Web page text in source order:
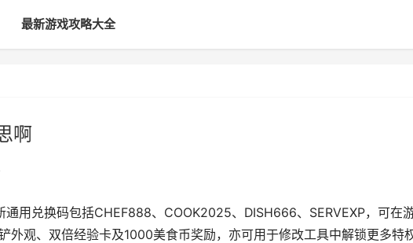
最新游戏攻略大全
啊
用兑换码包括CHEF888、COOK2025、DISH666、SERVEXP，可在
外观、双倍经验卡及1000美食币奖励，亦可用于修改工具中解锁更多特